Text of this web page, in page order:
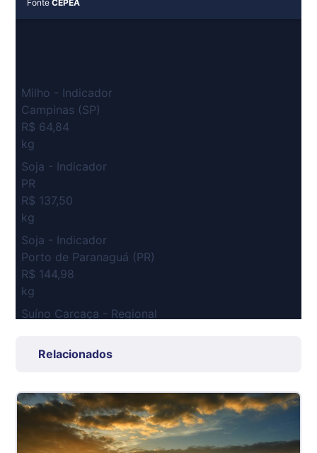
FonteCEPEA
Milho - Indicador
Campinas (SP)
R$ 64,84
kg
Soja - Indicador
PR
R$ 137,50
kg
Soja - Indicador
Porto de Paranaguá (PR)
R$ 144,98
kg
Suíno Carcaça - Regional
R$ 7,53
SP
R$ 5,08
kg
Relacionados